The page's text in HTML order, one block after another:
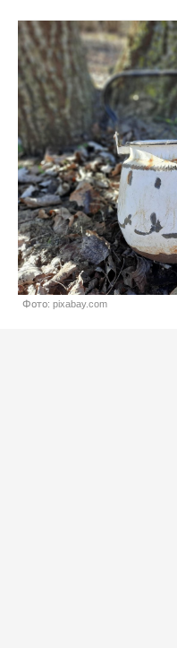
Фото: pixabay.com